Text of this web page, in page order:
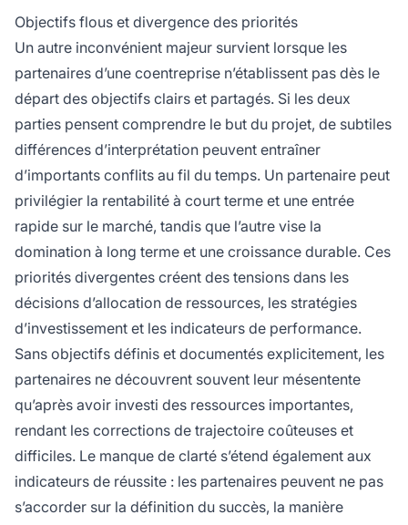
Objectifs flous et divergence des priorités
Un autre inconvénient majeur survient lorsque les
partenaires d’une coentreprise n’établissent pas dès le
départ des objectifs clairs et partagés. Si les deux
parties pensent comprendre le but du projet, de subtiles
différences d’interprétation peuvent entraîner
d’importants conflits au fil du temps. Un partenaire peut
privilégier la rentabilité à court terme et une entrée
rapide sur le marché, tandis que l’autre vise la
domination à long terme et une croissance durable. Ces
priorités divergentes créent des tensions dans les
décisions d’allocation de ressources, les stratégies
d’investissement et les indicateurs de performance.
Sans objectifs définis et documentés explicitement, les
partenaires ne découvrent souvent leur mésentente
qu’après avoir investi des ressources importantes,
rendant les corrections de trajectoire coûteuses et
difficiles. Le manque de clarté s’étend également aux
indicateurs de réussite : les partenaires peuvent ne pas
s’accorder sur la définition du succès, la manière